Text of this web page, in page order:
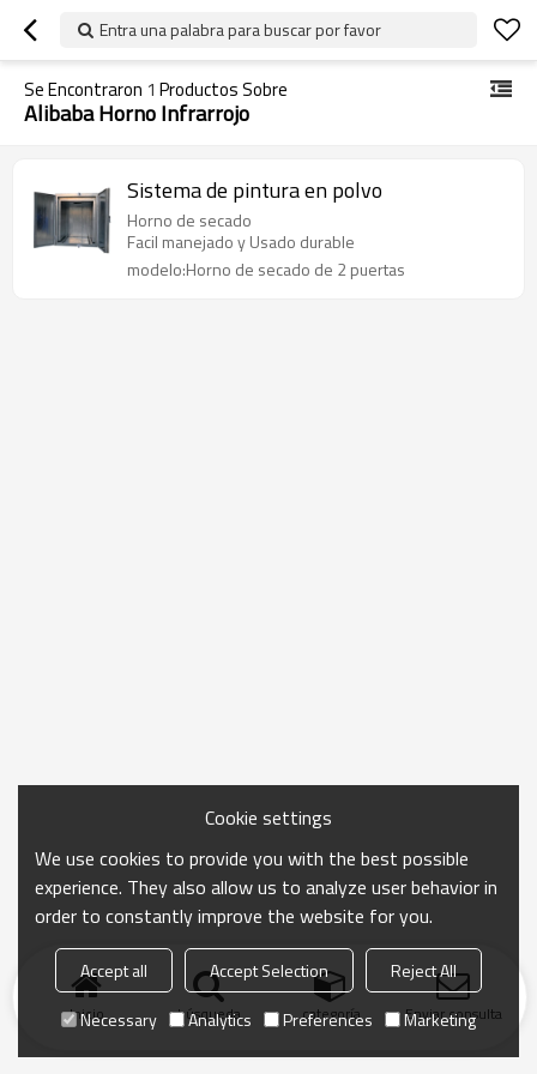
Entra una palabra para buscar por favor
Se Encontraron 1 Productos Sobre
Alibaba Horno Infrarrojo
Sistema de pintura en polvo
Horno de secado
Facil manejado y Usado durable
modelo:Horno de secado de 2 puertas
Inicio búsqueda categoría Enviar consulta
Cookie settings
We use cookies to provide you with the best possible
experience. They also allow us to analyze user behavior in
order to constantly improve the website for you.
Accept all Accept Selection
Reject All
Necessary
Analytics Preferences Marketing